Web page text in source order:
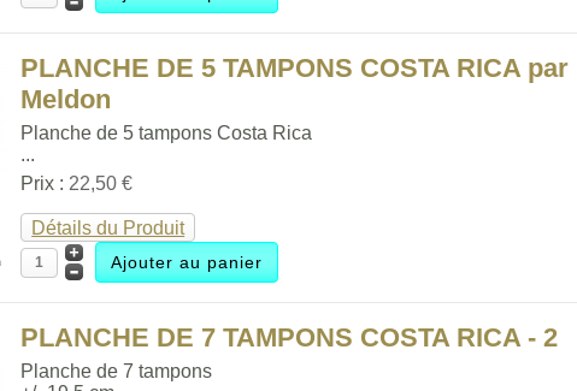
PLANCHE DE 5 TAMPONS COSTA RICA par
Meldon
Planche de 5 tampons Costa Rica
...
Prix : 22,50 €
Détails du Produit
PLANCHE DE 7 TAMPONS COSTA RICA - 2
Planche de 7 tampons